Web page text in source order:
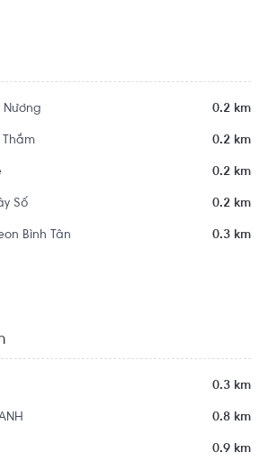
0.2 km
0.2 km
0.2 km
Số 0.2 km
Bình Tân 0.3 km
0.3 km
0.8 km
0.9 km